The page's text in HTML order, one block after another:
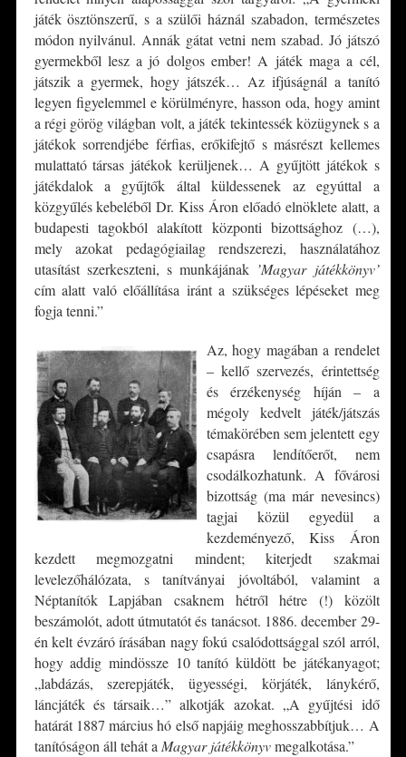
játék ösztönszerű, s a szülői háznál szabadon, természetes
módon nyilvánul. Annák gátat vetni nem szabad. Jó játszó
gyermekből lesz a jó dolgos ember! A játék maga a cél,
játszik a gyermek, hogy játszék… Az ifjúságnál a tanító
legyen figyelemmel e körülményre, hasson oda, hogy amint
a régi görög világban volt, a játék tekintessék közügynek s a
játékok sorrendjébe férfias, erőkifejtő s másrészt kellemes
mulattató társas játékok kerüljenek… A gyűjtött játékok s
játékdalok a gyűjtők által küldessenek az egyúttal a
közgyűlés kebeléből Dr. Kiss Áron előadó elnöklete alatt, a
budapesti tagokból alakított központi bizottsághoz (…),
mely azokat pedagógiailag rendszerezi, használatához
utasítást szerkeszteni, s munkájának ’Magyar játékkönyv’
cím alatt való előállítása iránt a szükséges lépéseket meg
fogja tenni.”
Az, hogy magában a rendelet
– kellő szervezés, érintettség
és érzékenység híján – a
mégoly kedvelt játék/játszás
témakörében sem jelentett egy
csapásra lendítőerőt, nem
csodálkozhatunk. A fővárosi
bizottság (ma már nevesincs)
tagjai közül egyedül a
kezdeményező, Kiss Áron
kezdett megmozgatni mindent; kiterjedt szakmai
levelezőhálózata, s tanítványai jóvoltából, valamint a
Néptanítók Lapjában csaknem hétről hétre (!) közölt
beszámolót, adott útmutatót és tanácsot. 1886. december 29-
én kelt évzáró írásában nagy fokú csalódottsággal szól arról,
hogy addig mindössze 10 tanító küldött be játékanyagot;
„labdázás, szerepjáték, ügyességi, körjáték, lánykérő,
láncjáték és társaik…” alkotják azokat. „A gyűjtési idő
határát 1887 március hó első napjáig meghosszabbítjuk… A
tanítóságon áll tehát aMagyar játékkönyvmegalkotása.”